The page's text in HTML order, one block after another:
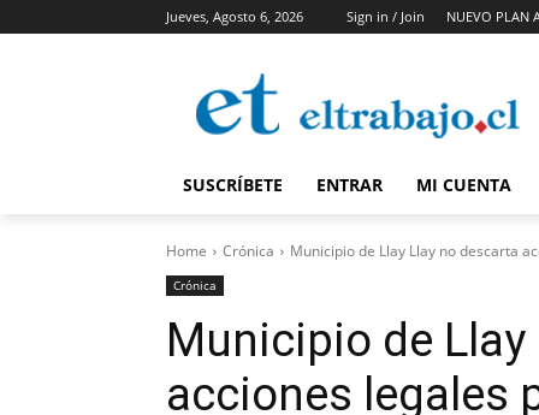
Jueves, Agosto 6, 2026 Sign in / Join NUEVO PLAN
SUSCRÍBETE ENTRAR MI CUENTA
Home Crónica Municipio de Llay Llay no descarta
Crónica
Municipio de
acciones legales